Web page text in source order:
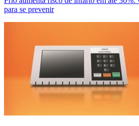
para se prevenir